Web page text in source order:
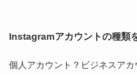
Instagramアカウントの種類
個人アカウント？ビジネスアカ